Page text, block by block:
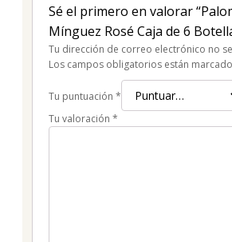
Sé el primero en valorar
Mínguez Rosé Caja de 6
Tu dirección de correo electrónico no
Los campos obligatorios están
Tu puntuación *
Tu valoración *